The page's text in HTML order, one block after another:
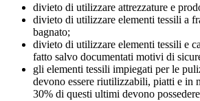
divieto di utilizzare attrezzature e
divieto di utilizzare elementi tessili a
bagnato;
divieto di utilizzare elementi tessili e
fatto salvo documentati motivi di
gli elementi tessili impiegati per le
devono essere riutilizzabili, piatti e in
30% di questi ultimi devono